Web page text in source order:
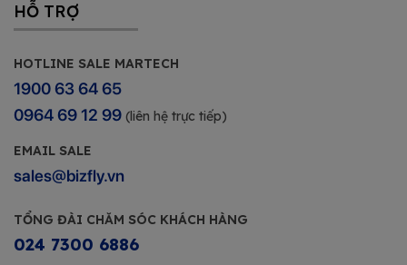
HỖ TRỢ
HOTLINE SALE MARTECH
1900 63 64 65
0964 69 12 99 (liên hệ trực tiếp)
EMAIL SALE
sales@bizfly.vn
TỔNG ĐÀI CHĂM SÓC KHÁCH HÀNG
024 7300 6886